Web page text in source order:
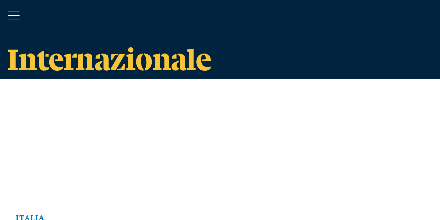
ITALIA